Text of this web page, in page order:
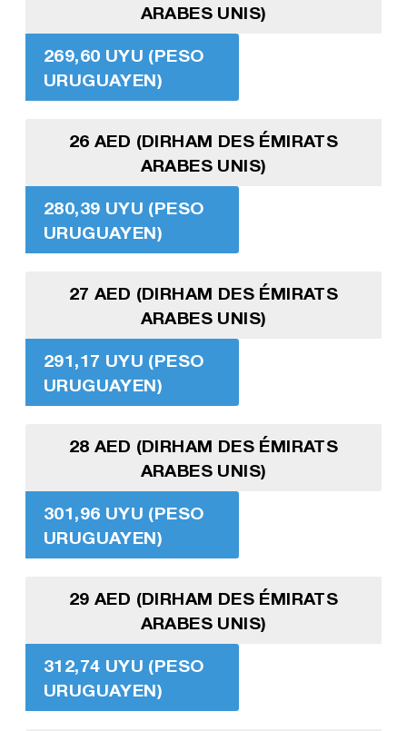
ARABES UNIS)
269,60 UYU (PESO
URUGUAYEN)
26 AED (DIRHAM DES ÉMIRATS
ARABES UNIS)
280,39 UYU (PESO
URUGUAYEN)
27 AED (DIRHAM DES ÉMIRATS
ARABES UNIS)
291,17 UYU (PESO
URUGUAYEN)
28 AED (DIRHAM DES ÉMIRATS
ARABES UNIS)
301,96 UYU (PESO
URUGUAYEN)
29 AED (DIRHAM DES ÉMIRATS
ARABES UNIS)
312,74 UYU (PESO
URUGUAYEN)